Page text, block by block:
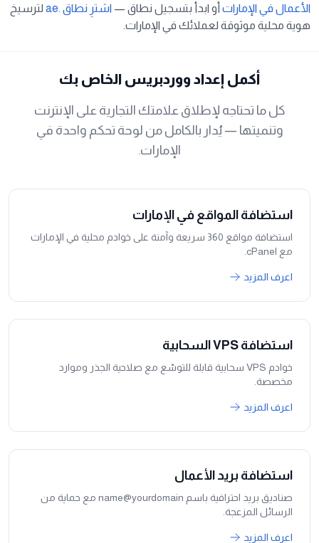
الأعمال في الإمارات أو ابدأ بتسجيل نطاق — اشترِ نطاق .ae
لترسيخ
هوية محلية موثوقة لعملائك في الإمارات.
أكمل إعداد ووردبريس الخاص بك
كل ما تحتاجه لإطلاق علامتك التجارية على الإنترنت
وتنميتها — يُدار بالكامل من لوحة تحكم واحدة في
الإمارات.
استضافة المواقع في الإمارات
استضافة مواقع 360 سريعة وآمنة على خوادم محلية في الإمارات
مع cPanel.
اعرف المزيد
استضافة VPS السحابية
خوادم VPS سحابية قابلة للتوسّع مع صلاحية الجذر وموارد
مخصصة.
اعرف المزيد
استضافة بريد الأعمال
صناديق بريد احترافية باسم name@yourdomain مع حماية من
الرسائل المزعجة.
اعرف المزيد